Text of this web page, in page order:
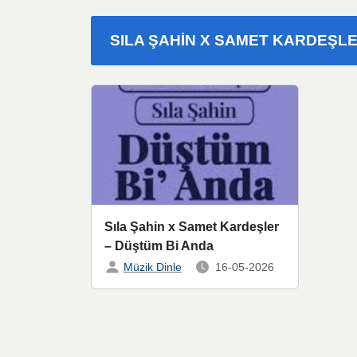
SILA ŞAHIN X SAMET
Sıla Şahin x Samet Kardeşler
– Düştüm Bi Anda
Müzik Dinle 16-05-2026